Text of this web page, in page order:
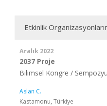
Etkinlik
Aralık 2022
2037 Proje
Bilimsel Kongre /
Aslan C.
Kastamonu, Türkiye